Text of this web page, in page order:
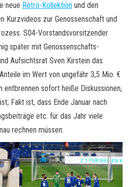
neue Retro-Kollektion und den
Kurzvideos zur Genossenschaft und
S04-Vorstandsvorsitzender
später mit Genossenschafts-
Aufsichtsrat Sven Kirstein das
im Wert von ungefähr 3,5 Mio. €
entbrennen sofort heiße Diskussionen,
Fakt ist, dass Ende Januar nach
etc. für das Jahr viele
rechnen müssen.